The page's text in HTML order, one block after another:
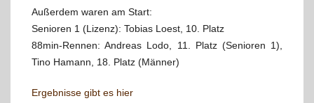
Außerdem waren am Start:
Senioren 1 (Lizenz): Tobias Loest, 10. Platz
88min-Rennen: Andreas Lodo, 11. Platz (Senioren 1),
Tino Hamann, 18. Platz (Männer)
Ergebnisse gibt es hier